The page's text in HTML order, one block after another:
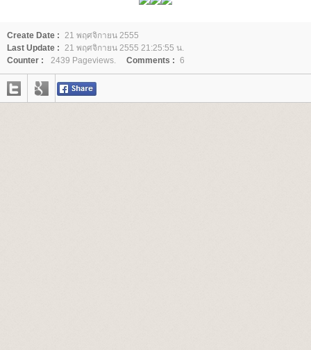
Create Date : 21 พฤศจิกายน 2555
Last Update : 21 พฤศจิกายน 2555 21:25:55 น.
Counter :
2439 Pageviews. Comments : 6